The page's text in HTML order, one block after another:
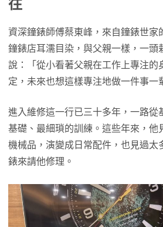
往
資深鐘錶師傅蔡東峰，來自鐘錶世家
鐘錶店耳濡目染，與父親一樣，一頭
說：「從小看著父親在工作上專注的
定，未來也想這樣專注地做一件事一
進入維修這一行已三十多年，一路從
基礎、最細瑣的訓練。這些年來，他
機械品，演變成日常配件，也見過太
錶來請他修理。